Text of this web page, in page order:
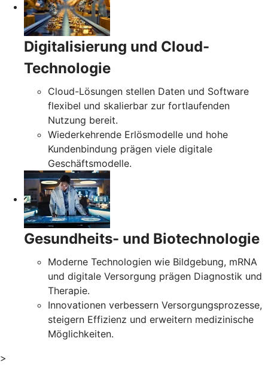
Digitalisierung und Cloud-
Technologie
Cloud-Lösungen stellen Daten und Software
flexibel und skalierbar zur fortlaufenden
Nutzung bereit.
Wiederkehrende Erlösmodelle und hohe
Kundenbindung prägen viele digitale
Geschäftsmodelle.
Gesundheits- und Biotechnologie
Moderne Technologien wie Bildgebung, mRNA
und digitale Versorgung prägen Diagnostik und
Therapie.
Innovationen verbessern Versorgungsprozesse,
steigern Effizienz und erweitern medizinische
Möglichkeiten.
>